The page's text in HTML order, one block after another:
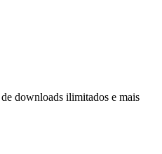
downloads ilimitados e mais